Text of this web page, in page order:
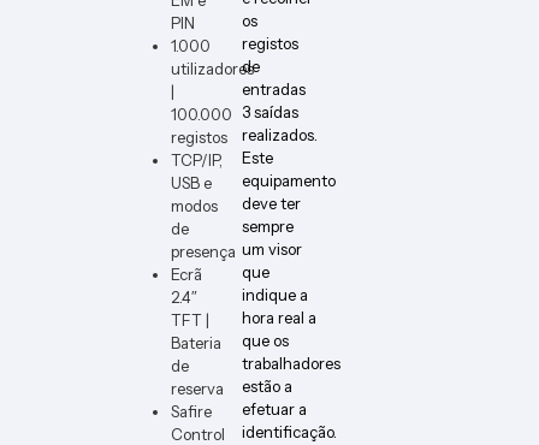
PIN
1.000
utilizadores
|
100.000
registos
TCP/IP,
USB e
modos
de
presença
Ecrã
2.4″
TFT |
Bateria
de
reserva
Safire
Control
os
registos
de
entradas
3 saídas
realizados.
Este
equipamento
deve ter
sempre
um visor
que
indique a
hora real a
que os
trabalhadores
estão a
efetuar a
identificação.